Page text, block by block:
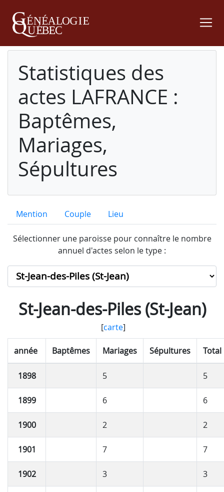
Statistiques des
actes LAFRANCE :
Baptêmes,
Mariages,
Sépultures
Mention Couple Lieu
Sélectionner une paroisse pour connaître le nombre
annuel d'actes selon le type :
St-Jean-des-Piles (St-Jean)
[carte]
année Baptêmes Mariages Sépultures Total
1898 5 5
1899 6 6
1900 2 2
1901 7 7
1902 3 3